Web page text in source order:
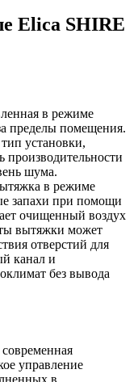
Elica SHIRE
в режиме
пределы помещения.
установки,
шума.
в режиме
запахи при помощи
очищенный воздух
вытяжки может
отверстий для
канал и
без вывода
управление
в